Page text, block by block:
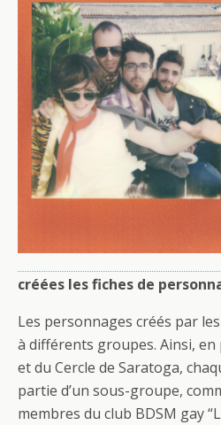
créées les fiches de
Les personnages créés par
à différents groupes. Ainsi, en
et du Cercle de Saratoga,
partie d’un sous-groupe,
membres du club BDSM gay